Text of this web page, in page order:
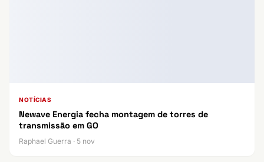
NOTÍCIAS
Newave Energia fecha montagem de torres de
transmissão em GO
Raphael Guerra · 5 nov